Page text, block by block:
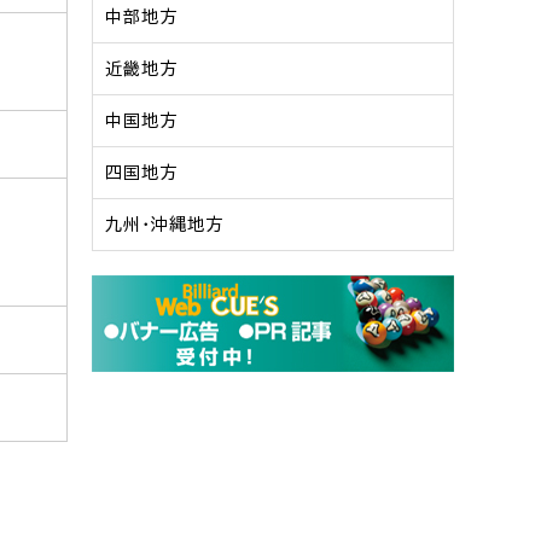
中部地方
近畿地方
中国地方
四国地方
九州・沖縄地方